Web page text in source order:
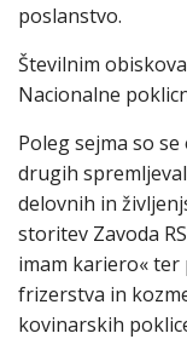
poslanstvo.
Številnim
Nacionalne
Poleg sejma so
drugih
delovnih in
storitev Zavoda
imam kariero« ter
frizerstva in
kovinarskih